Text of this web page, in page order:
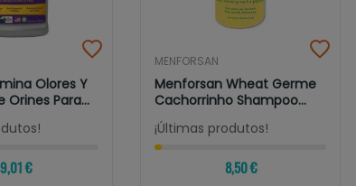
Olores Y
Orines Para...
€
MENFORSAN
Menforsan Wheat Germe
Cachorrinho Shampoo
300ml
¡Últimas produtos!
8,50 €